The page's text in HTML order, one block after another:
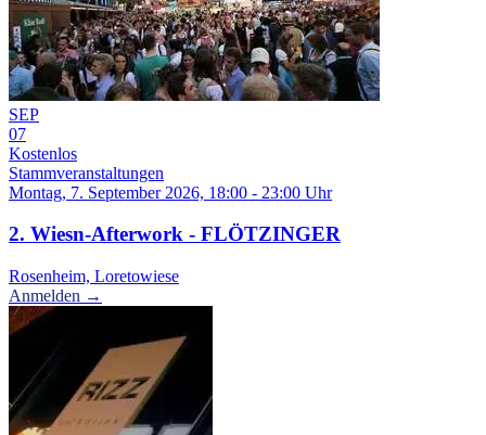
SEP
07
Kostenlos
Stammveranstaltungen
Montag, 7. September 2026, 18:00 - 23:00 Uhr
2. Wiesn-Afterwork - FLÖTZINGER
Rosenheim, Loretowiese
Anmelden →